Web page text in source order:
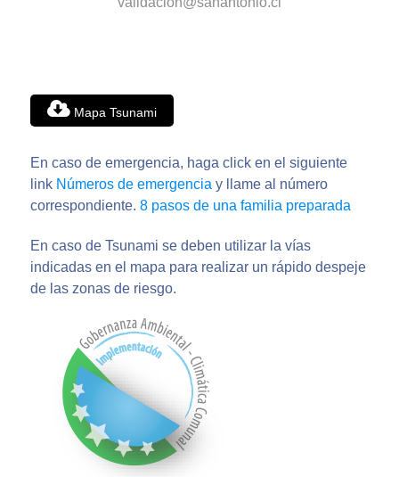
Mapa Tsunami
En caso de emergencia, haga click en el siguiente
link Números de emergencia y llame al número
correspondiente. 8 pasos de una familia preparada
En caso de Tsunami se deben utilizar la vías
indicadas en el mapa para realizar un rápido despeje
de las zonas de riesgo.